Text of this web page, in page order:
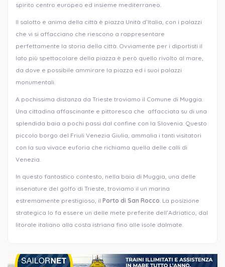
spirito centro europeo ed insieme mediterraneo.
Il salotto e anima della città è piazza Unità d’Italia, con i palazzi
che vi si affacciano che riescono a rappresentare
perfettamente la storia della città. Ovviamente per i diportisti il
lato più spettacolare della piazza è però quello rivolto al mare,
da dove e possibile ammirare la piazza ed i suoi palazzi
monumentali.
A pochissima distanza da Trieste troviamo il Comune di Muggia.
Una cittadina affascinante e pittoresca che affacciata su di una
splendida baia a pochi passi dal confine con la Slovenia. Questo
piccolo borgo del Friuli Venezia Giulia, ammalia i tanti visitatori
con la sua vivace euforia che richiama quella delle calli di
Venezia.
In questo fantastico contesto, nella baia di Muggia, una delle
insenature del golfo di Trieste, troviamo il un marina
estremamente prestigioso, il Porto di San Rocco . La posizione
strategica lo fa essere un delle mete preferite dell’Adriatico, dal
litorale italiano alla costa istriana fino alle isole dalmate.